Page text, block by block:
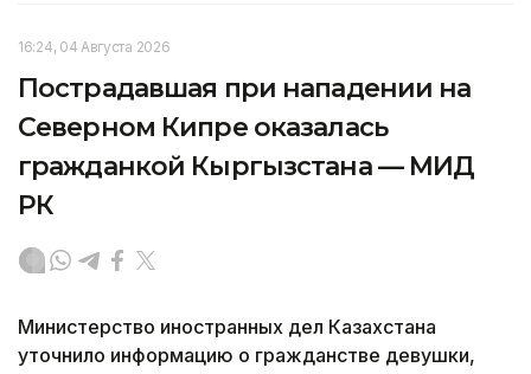
16:24, 04 Августа 2026
Пострадавшая при нападении на
Северном Кипре оказалась
гражданкой Кыргызстана — МИД
РК
Министерство иностранных дел Казахстана
уточнило информацию о гражданстве девушки,